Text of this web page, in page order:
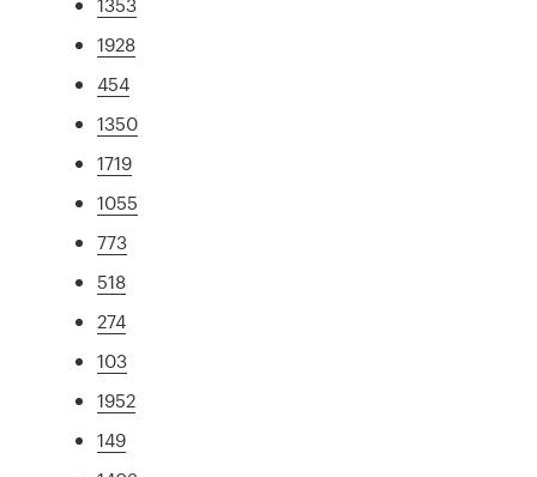
1928
454
1350
1719
1055
773
518
274
103
1952
149